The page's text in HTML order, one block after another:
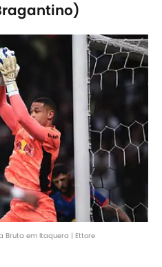
Bruta em Itaquera | Ettore